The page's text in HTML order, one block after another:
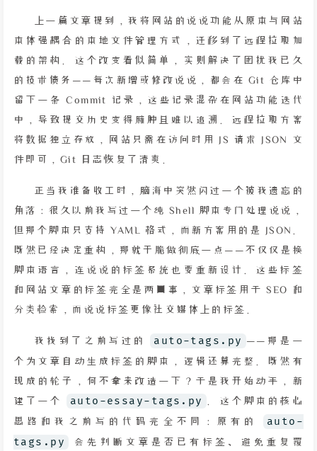
上一篇文章提到，我将网站的说说功能从原本与网站
本体强耦合的本地文件管理方式，迁移到了远程拉取加
载的架构。这个改变看似简单，实则解决了困扰我已久
的技术债务——每次新增或修改说说，都会在 Git 仓库中
留下一条 Commit 记录，这些记录混杂在网站功能迭代
中，导致提交历史变得臃肿且难以追溯。远程拉取方案
将数据独立存放，网站只需在访问时用 JS 请求 JSON 文
件即可，Git 日志恢复了清爽。
正当我准备收工时，脑海中突然闪过一个被我遗忘的
角落：很久以前我写过一个纯 Shell 脚本专门处理说说，
但那个脚本只支持 YAML 格式，而新方案用的是 JSON。
既然已经决定重构，那就干脆做彻底一点——不仅仅是换
脚本语言，连说说的标签系统也要重新设计。这些标签
和网站文章的标签完全是两回事，文章标签用于 SEO 和
分类检索，而说说标签更像社交媒体上的标签。
我找到了之前写过的 auto-tags.py ——那是一
个为文章自动生成标签的脚本，逻辑还算完整。既然有
现成的轮子，何不拿来改造一下？于是我开始动手，新
建了一个
auto-essay-tags.py
。这个脚本的核心
思路和我之前写的代码完全不同：原有的
auto-
tags.py
会先判断文章是否已有标签、避免重复覆